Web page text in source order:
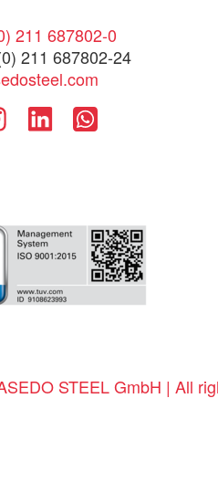
211 687802-0
211 687802-24
STEEL GmbH | All